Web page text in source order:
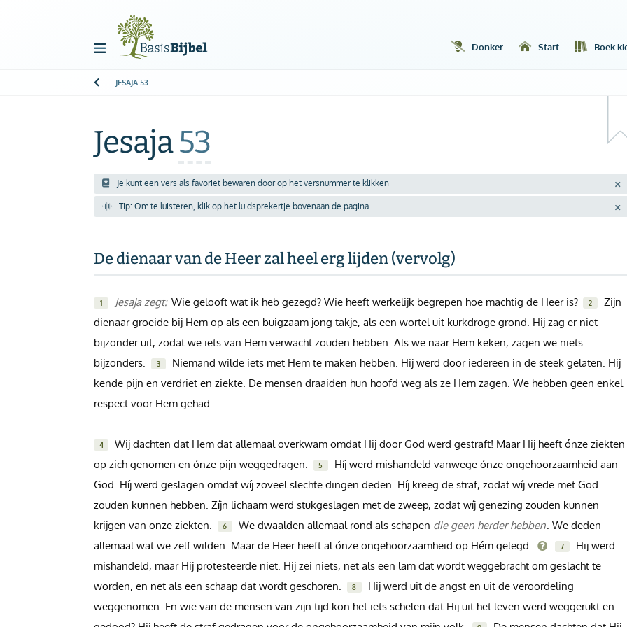
Donker Start Boek
Gast
Start
Lezen
Zoeken
Inloggen
Help
Info & Contact
Giften via PayPal
JESAJA 53
Jesaja53
Je kunt een vers als favoriet bewaren door op het versnummer te klikken
Tip: Om te luisteren, klik op het luidsprekertje bovenaan de pagina
De dienaar van de Heer zal heel erg lijden (vervolg)
1 Jesaja zegt: Wie gelooft wat ik heb gezegd? Wie heeft werkelijk begrepen hoe machtig de Heer is? 2
Zijn
dienaar groeide bij Hem op als een buigzaam jong takje, als een wortel uit kurkdroge grond. Hij zag er niet
bijzonder uit, zodat we iets van Hem verwacht zouden hebben. Als we naar Hem keken, zagen we niets
bijzonders.
3
Niemand wilde iets met Hem te maken hebben. Hij werd door iedereen in de steek gelaten. Hij
kende pijn en verdriet en ziekte. De mensen draaiden hun hoofd weg als ze Hem zagen. We hebben geen enkel
respect voor Hem gehad.
4
Wij dachten dat Hem dat allemaal overkwam omdat Hij door God werd gestraft! Maar Hij heeft ónze ziekten
op zich genomen en ónze pijn weggedragen.
5
Híj werd mishandeld vanwege ónze ongehoorzaamheid aan
God. Híj werd geslagen omdat wíj zoveel slechte dingen deden. Híj kreeg de straf, zodat wíj vrede met God
zouden kunnen hebben. Zíjn lichaam werd stukgeslagen met de zweep, zodat wíj genezing zouden kunnen
krijgen van onze ziekten.
6 We dwaalden allemaal rond als schapen die geen herder hebben . We deden
allemaal wat we zelf wilden. Maar de Heer heeft al ónze ongehoorzaamheid op Hém gelegd.
7
Hij werd
mishandeld, maar Hij protesteerde niet. Hij zei niets, net als een lam dat wordt weggebracht om geslacht te
worden, en net als een schaap dat wordt geschoren.
8
Hij werd uit de angst en uit de veroordeling
weggenomen. En wie van de mensen van zijn tijd kon het iets schelen dat Hij uit het leven werd weggerukt en